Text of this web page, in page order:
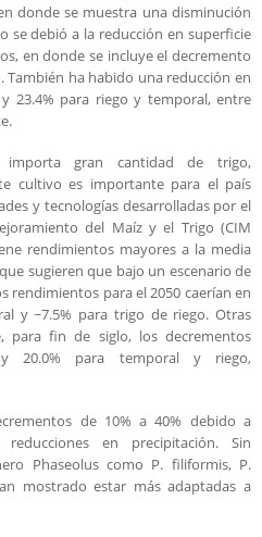
donde se muestra una disminución
se debió a la reducción en superficie
en donde se incluye el decremento
También ha habido una reducción en
23.4% para riego y temporal, entre
gran cantidad de trigo,
cultivo es importante para el país
y tecnologías desarrolladas por el
del Maíz y el Trigo (CIM
rendimientos mayores a la media
sugieren que bajo un escenario de
rendimientos para el 2050 caerían en
y ~7.5% para trigo de riego. Otras
para fin de siglo, los decrementos
20.0% para temporal y riego,
de 10% a 40% debido a
en precipitación. Sin
Phaseolus como P. filiformis, P.
mostrado estar más adaptadas a